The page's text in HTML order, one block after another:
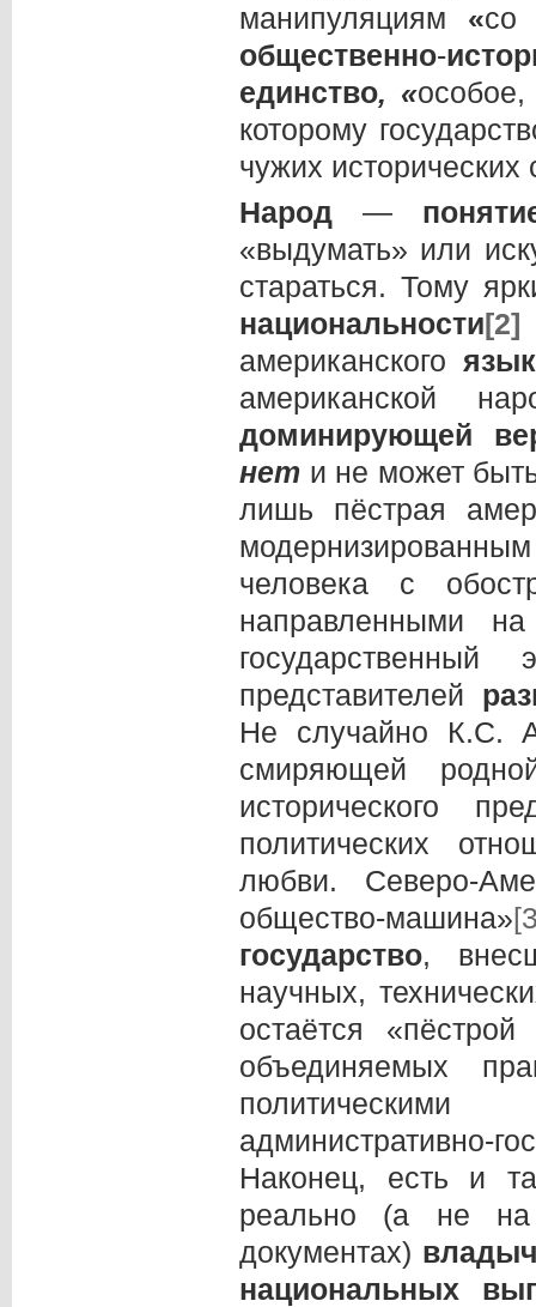
манипуляциям «со
общественно-
единство, «
которому
чужих исторических
Народ —
«выдумать» или
стараться. Тому
национальности[2]
американского
американской
доминирующей
нет и не может
лишь пёстрая
человека с
направленными
представителей
Не случайно К.С.
смиряющей
исторического
политических
любви. Северо-
общество-машина»
государство,
научных,
остаётся
объединяемых
административно-
Наконец, есть и
реально (а не на
документах)
национальных